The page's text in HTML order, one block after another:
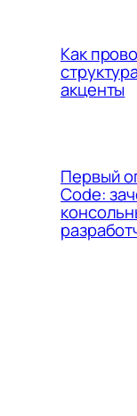
Как
акценты
Первый
Code: